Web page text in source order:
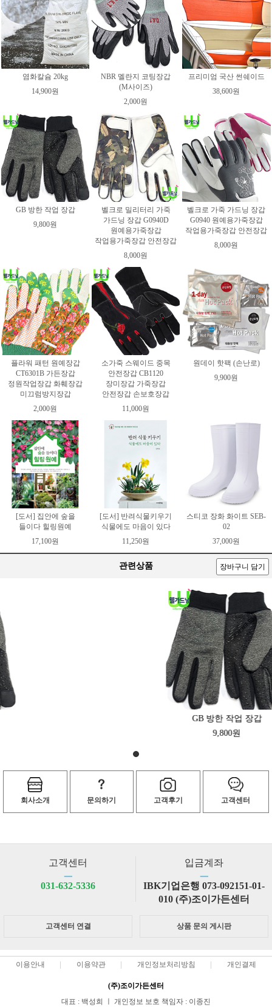
염화칼슘 20kg
14,900원
NBR 멜란지 코팅장갑
(M사이즈)
2,000원
프리미엄 국산 썬쉐이드
38,600원
GB 방한 작업 장갑
9,800원
벨크로 밀리터리 가죽
가드닝 장갑 G0940D
원예용가죽장갑
작업용가죽장갑 안전장갑
8,000원
벨크로 가죽 가드닝 장갑
G0940 원예용가죽장갑
작업용가죽장갑 안전장갑
8,000원
플라워 패턴 원예장갑
CT6301B 가든장갑
정원작업장갑 화훼장갑
미끄럼방지장갑
2,000원
소가죽 스웨이드 중목
안전장갑 CB1120
장미장갑 가죽장갑
안전장갑 손보호장갑
11,000원
원데이 핫팩 (손난로)
9,900원
[도서] 집안에 숲을
들이다 힐링원예
17,100원
[도서] 반려식물키우기
식물에도 마음이 있다
11,250원
스티코 장화 화이트 SEB-
02
37,000원
관련상품 장바구니 담기
회사소개 문의하기 고객후기 고객센터
고객센터
ㅡ
031-632-5336
입금계좌
ㅡ
IBK기업은행 073-092151-01-
010 (주)조이가든센터
고객센터 연결 상품 문의 게시판
이용안내 이용약관 개인정보처리방침 개인결제
(주)조이가든센터
대표 : 백성희 ㅣ 개인정보 보호 책임자 : 이종진